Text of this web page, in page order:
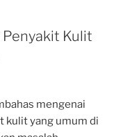
Penyakit Kulit
mengenai
kulit yang umum di